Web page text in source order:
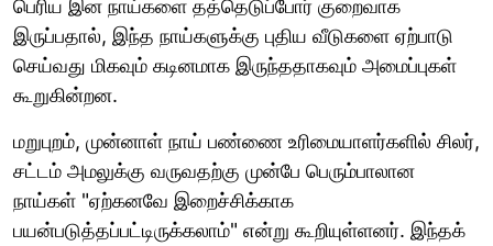
பெரிய இன நாய்களை தத்தெடுப்போர் குறைவாக
இருப்பதால், இந்த நாய்களுக்கு புதிய வீடுகளை ஏற்பாடு
செய்வது மிகவும் கடினமாக இருந்ததாகவும் அமைப்புகள்
கூறுகின்றன.
மறுபுறம், முன்னாள் நாய் பண்ணை உரிமையாளர்களில் சிலர்,
சட்டம் அமலுக்கு வருவதற்கு முன்பே பெரும்பாலான
நாய்கள் "ஏற்கனவே இறைச்சிக்காக
பயன்படுத்தப்பட்டிருக்கலாம்" என்று கூறியுள்ளனர். இந்தக்